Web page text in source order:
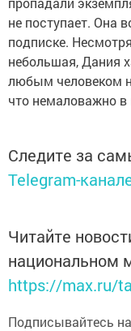
не поступает. Она
подписке.
небольшая, Дания
любым человеком
что немаловажно
Следите за
Telegram-
Читайте
национальном
https://max.ru/
Подписывайтесь на